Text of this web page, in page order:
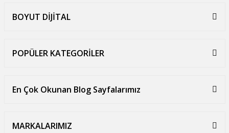
BOYUT DİJİTAL
POPÜLER KATEGORİLER
En Çok Okunan Blog Sayfalarımız
MARKALARIMIZ